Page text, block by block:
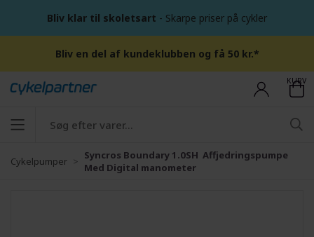
Bliv klar til skoletsart - Skarpe priser på cykler
Bliv en del af kundeklubben og få 50 kr.*
KURV
Cykelpumper
Syncros Boundary 1.0SH Affjedringspumpe
Med Digital manometer